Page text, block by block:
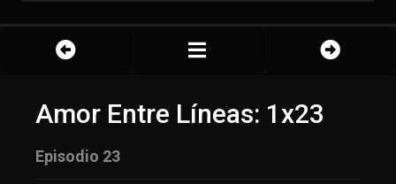
Amor Entre Líneas: 1x23
Episodio 23